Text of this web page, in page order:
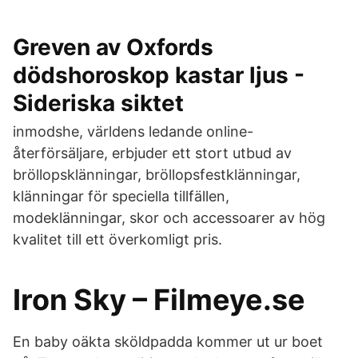
Greven av Oxfords
dödshoroskop kastar ljus -
Sideriska siktet
inmodshe, världens ledande online-
återförsäljare, erbjuder ett stort utbud av
bröllopsklänningar, bröllopsfestklänningar,
klänningar för speciella tillfällen,
modeklänningar, skor och accessoarer av hög
kvalitet till ett överkomligt pris.
Iron Sky – Filmeye.se
En baby oäkta sköldpadda kommer ut ur boet